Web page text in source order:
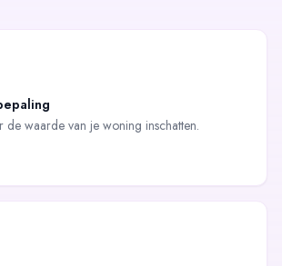
de waarde van je woning inschatten.